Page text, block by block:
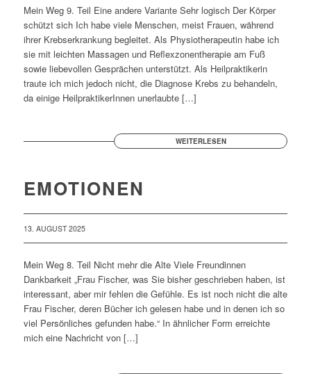
Mein Weg 9. Teil Eine andere Variante Sehr logisch Der Körper
schützt sich Ich habe viele Menschen, meist Frauen, während
ihrer Krebserkrankung begleitet. Als Physiotherapeutin habe ich
sie mit leichten Massagen und Reflexzonentherapie am Fuß
sowie liebevollen Gesprächen unterstützt. Als Heilpraktikerin
traute ich mich jedoch nicht, die Diagnose Krebs zu behandeln,
da einige HeilpraktikerInnen unerlaubte […]
WEITERLESEN
EMOTIONEN
13. AUGUST 2025
Mein Weg 8. Teil Nicht mehr die Alte Viele Freundinnen
Dankbarkeit „Frau Fischer, was Sie bisher geschrieben haben, ist
interessant, aber mir fehlen die Gefühle. Es ist noch nicht die alte
Frau Fischer, deren Bücher ich gelesen habe und in denen ich so
viel Persönliches gefunden habe.“ In ähnlicher Form erreichte
mich eine Nachricht von […]